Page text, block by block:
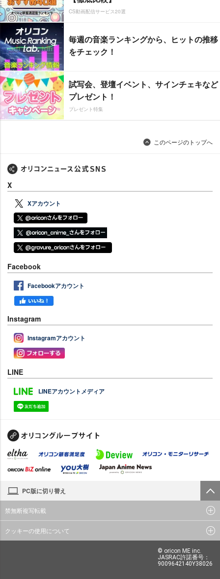
CS動画配信サービス20選
毎週の音楽ランキングから、ヒットの推移
をチェック！
試写会、登壇イベント、サインチェキなど
プレゼント！
プレゼント特集
このページのトップへ
X
Xアカウント
Facebook
Facebookアカウント
Instagram
Instagramアカウント
LINE
LINEアカウントメディア
PC版に切り替え
禁無断複写転載
クッキーの使用について
© oricon ME inc.
JASRAC許諾番号：
9009642140Y38026